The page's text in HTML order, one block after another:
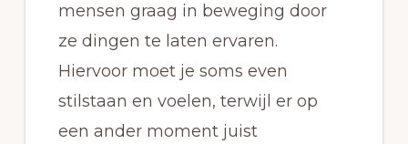
mensen graag in beweging door
ze dingen te laten ervaren.
Hiervoor moet je soms even
stilstaan en voelen, terwijl er op
een ander moment juist